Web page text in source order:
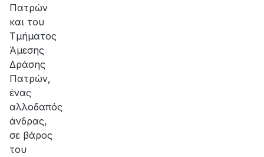
Πατρών
και του
Τμήματος
Άμεσης
Δράσης
Πατρών,
ένας
αλλοδαπός
άνδρας,
σε βάρος
του